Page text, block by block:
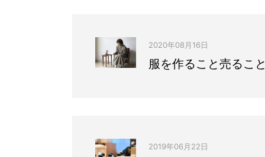
2020年08月16日
服を作ること売ること
2019年06月22日